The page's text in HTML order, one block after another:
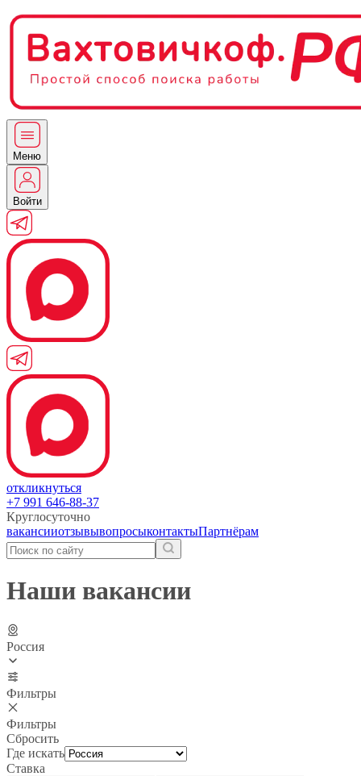
Меню
Войти
откликнуться
+7 991 646-88-37
Круглосуточно
вакансииотзывывопросыконтактыПартнёрам
Наши вакансии
Россия
Фильтры
Фильтры
Сбросить
Где искать
Ставка